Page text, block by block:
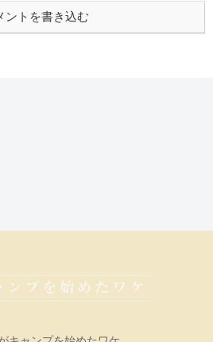
ントを書き込む